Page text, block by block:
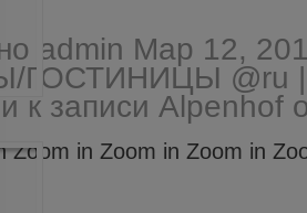
admin Мар 12,
ГОСТИНИЦЫ @ru |
к записи Alpenhof
Zoom in Zoom in Zoom in